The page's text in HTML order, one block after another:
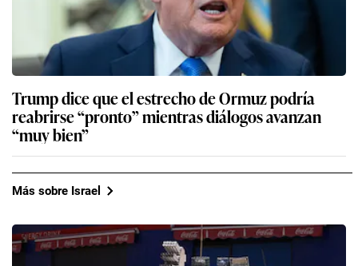
Trump dice que el estrecho de Ormuz podría
reabrirse “pronto” mientras diálogos avanzan
“muy bien”
Más sobre Israel